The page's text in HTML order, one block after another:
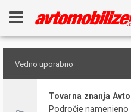
Vedno uporabno
Tovarna znanja
Področje